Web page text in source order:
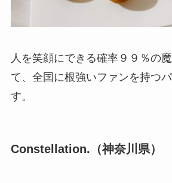
人を笑顔にできる確率９９％の
て、全国に根強いファンを持つ
す。
Constellation.（神奈川県）